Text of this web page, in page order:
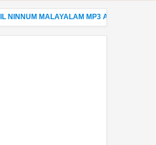
MALAYALAM MP3 AND LYRICS